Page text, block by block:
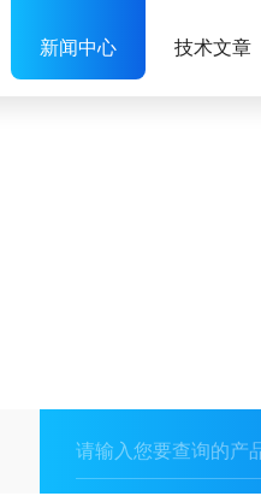
新闻中心 技术文章